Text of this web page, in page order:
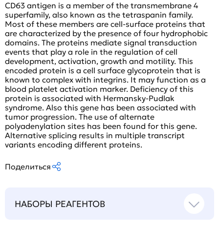
CD63 antigen is a member of the transmembrane 4
superfamily, also known as the tetraspanin family.
Most of these members are cell-surface proteins that
are characterized by the presence of four hydrophobic
domains. The proteins mediate signal transduction
events that play a role in the regulation of cell
development, activation, growth and motility. This
encoded protein is a cell surface glycoprotein that is
known to complex with integrins. It may function as a
blood platelet activation marker. Deficiency of this
protein is associated with Hermansky-Pudlak
syndrome. Also this gene has been associated with
tumor progression. The use of alternate
polyadenylation sites has been found for this gene.
Alternative splicing results in multiple transcript
variants encoding different proteins.
Поделиться
НАБОРЫ РЕАГЕНТОВ